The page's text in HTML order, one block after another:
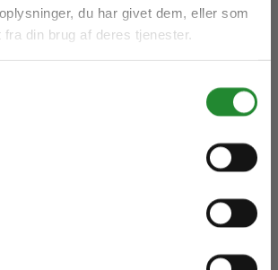
du har givet dem, eller som
din brug af deres tjenester.
fag 1,8x1,895m -
dig – det tager 5 sek.